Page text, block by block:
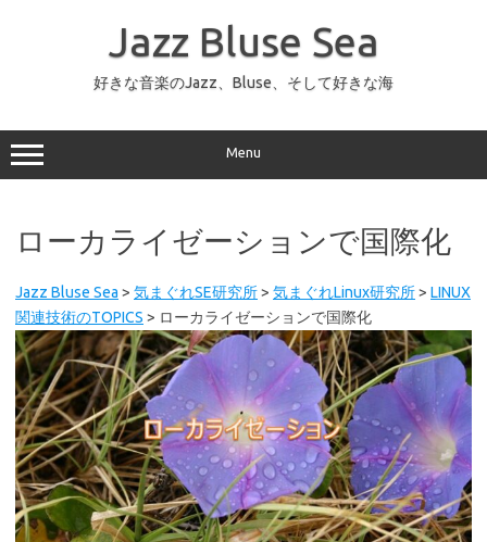
ッ
プ
Jazz Bluse Sea
好きな音楽のJazz、Bluse、そして好きな海
Menu
ローカライゼーションで国際化
Jazz Bluse Sea > 気まぐれSE研究所> 気まぐれLinux研究所> LINUX
関連技術のTOPICS > ローカライゼーションで国際化